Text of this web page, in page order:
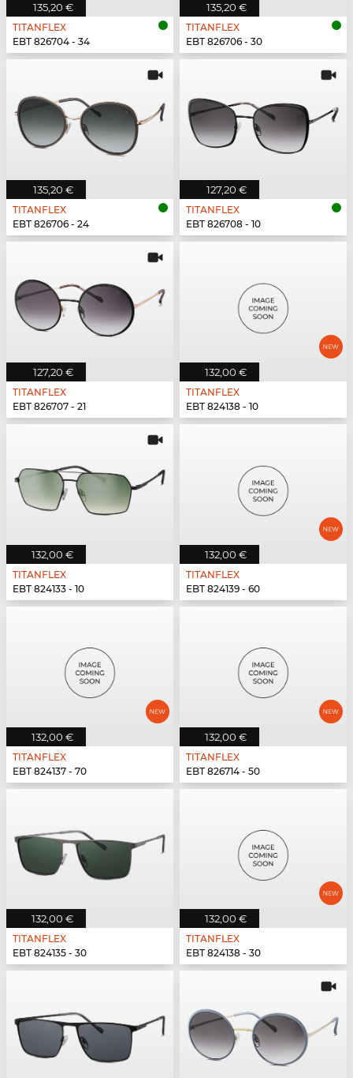
135,20 €
TITANFLEX
EBT 826704 - 34
135,20 €
TITANFLEX
EBT 826706 - 30
135,20 €
TITANFLEX
EBT 826706 - 24
127,20 €
TITANFLEX
EBT 826708 - 10
127,20 €
TITANFLEX
EBT 826707 - 21
132,00 €
TITANFLEX
EBT 824138 - 10
132,00 €
TITANFLEX
EBT 824133 - 10
132,00 €
TITANFLEX
EBT 824139 - 60
132,00 €
TITANFLEX
EBT 824137 - 70
132,00 €
TITANFLEX
EBT 826714 - 50
132,00 €
TITANFLEX
EBT 824135 - 30
132,00 €
TITANFLEX
EBT 824138 - 30